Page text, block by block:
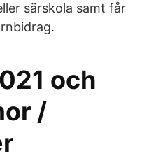
särskola samt får
och
/